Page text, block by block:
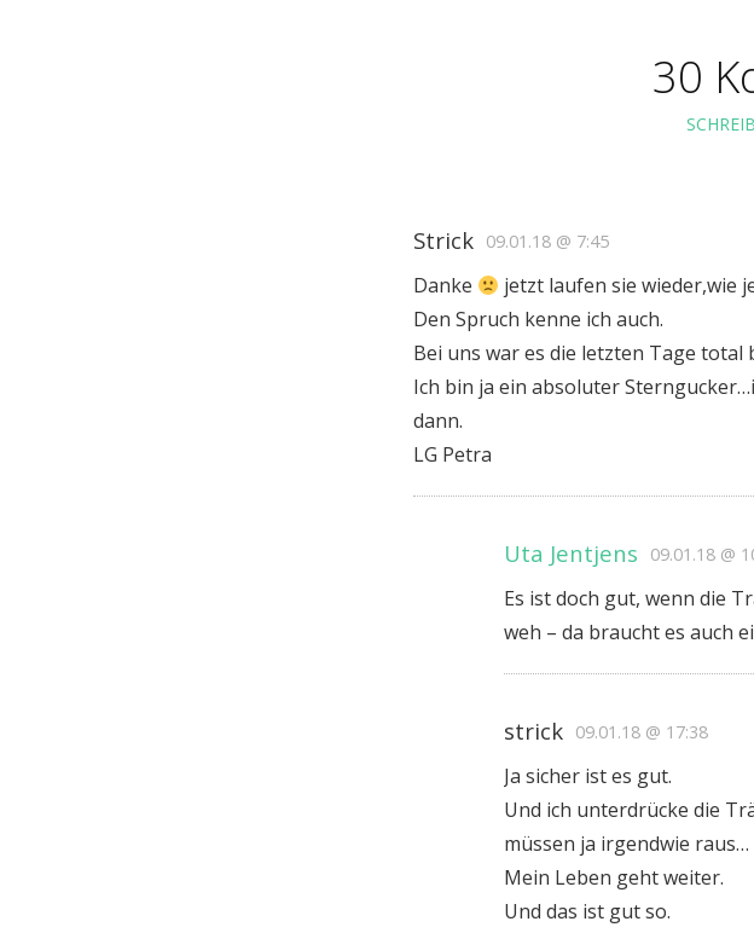
30
Strick 09.01.18 @ 7:45
Danke
jetzt laufen sie wieder,wie
Den Spruch kenne ich auch.
Bei uns war es die letzten Tage total
Ich bin ja ein absoluter
dann.
LG Petra
Uta Jentjens 09.01.18 @
Es ist doch gut, wenn die
weh – da braucht es auch
strick 09.01.18 @ 17:38
Ja sicher ist es gut.
Und ich unterdrücke die
müssen ja irgendwie raus…
Mein Leben geht weiter.
Und das ist gut so.